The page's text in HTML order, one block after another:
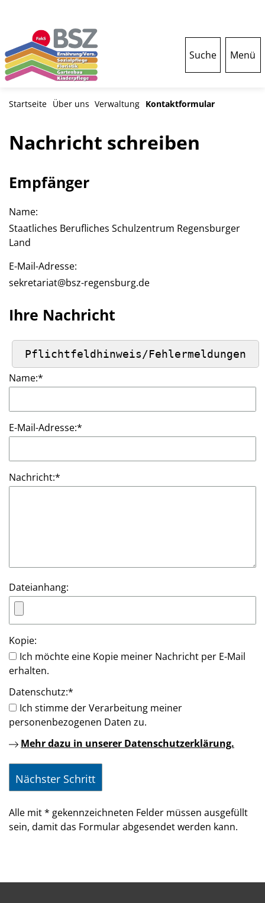
Suche Menü
Startseite Über uns Verwaltung Kontaktformular
Nachricht schreiben
Empfänger
Name:
Staatliches Berufliches Schulzentrum Regensburger
Land
E-Mail-Adresse:
sekretariat@bsz-regensburg.de
Ihre Nachricht
Name:*
E-Mail-Adresse:*
Nachricht:*
Dateianhang:
Kopie:
Ich möchte eine Kopie meiner Nachricht per E-Mail
erhalten.
Datenschutz:*
Ich stimme der Verarbeitung meiner
personenbezogenen Daten zu.
Mehr dazu in unserer Datenschutzerklärung.
Alle mit* gekennzeichneten Felder müssen ausgefüllt
sein, damit das Formular abgesendet werden kann.